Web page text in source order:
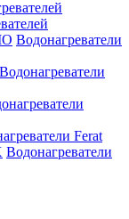
Водонагреватели
Водонагреватели
Ferat
Водонагреватели